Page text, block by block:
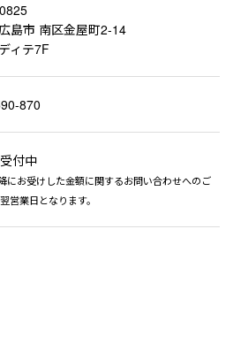
島市 南区金屋町2-14
ィテ7F
870
付中
にお受けした金額に関するお問い合わせへのご
営業日となります。